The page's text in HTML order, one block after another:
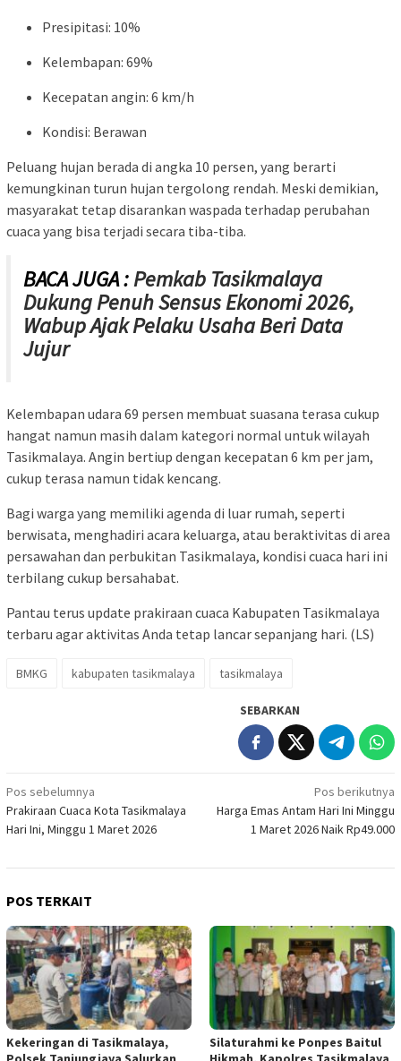
Presipitasi: 10%
Kelembapan: 69%
Kecepatan angin: 6 km/h
Kondisi: Berawan
Peluang hujan berada di angka 10 persen, yang berarti
kemungkinan turun hujan tergolong rendah. Meski demikian,
masyarakat tetap disarankan waspada terhadap perubahan
cuaca yang bisa terjadi secara tiba-tiba.
BACA JUGA :Pemkab Tasikmalaya
Dukung Penuh Sensus Ekonomi 2026,
Wabup Ajak Pelaku Usaha Beri Data
Jujur
Kelembapan udara 69 persen membuat suasana terasa cukup
hangat namun masih dalam kategori normal untuk wilayah
Tasikmalaya. Angin bertiup dengan kecepatan 6 km per jam,
cukup terasa namun tidak kencang.
Bagi warga yang memiliki agenda di luar rumah, seperti
berwisata, menghadiri acara keluarga, atau beraktivitas di area
persawahan dan perbukitan Tasikmalaya, kondisi cuaca hari ini
terbilang cukup bersahabat.
Pantau terus update prakiraan cuaca Kabupaten Tasikmalaya
terbaru agar aktivitas Anda tetap lancar sepanjang hari. (LS)
BMKG kabupaten tasikmalaya tasikmalaya
SEBARKAN
Navigasi
pos
Pos sebelumnya
Prakiraan Cuaca Kota Tasikmalaya
Hari Ini, Minggu 1 Maret 2026
Pos berikutnya
Harga Emas Antam Hari Ini Minggu
1 Maret 2026 Naik Rp49.000
POS TERKAIT
Kekeringan di Tasikmalaya,
Silaturahmi ke Ponpes Baitul